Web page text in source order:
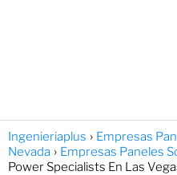
Ingenieriaplus
Empresas
Nevada
Empresas Paneles
Power Specialists En Las